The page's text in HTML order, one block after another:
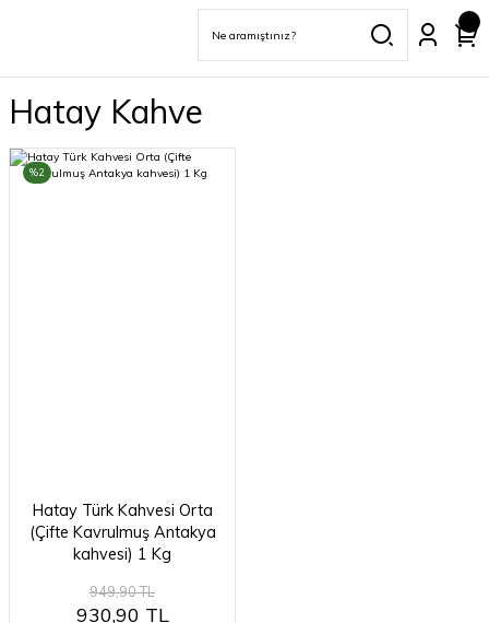
Hatay Kahve
%2
Hatay Türk Kahvesi Orta
(Çifte Kavrulmuş Antakya
kahvesi) 1 Kg
949,90 TL
930,90 TL